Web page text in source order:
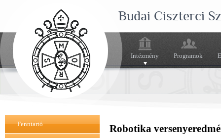
Budai Ciszterci
Intézmény Programok
Fenntartó Robotika